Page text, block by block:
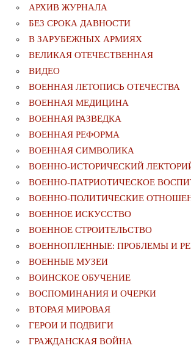
АРХИВ ЖУРНАЛА
БЕЗ СРОКА ДАВНОСТИ
В ЗАРУБЕЖНЫХ АРМИЯХ
ВЕЛИКАЯ ОТЕЧЕСТВЕННАЯ
ВИДЕО
ВОЕННАЯ ЛЕТОПИСЬ ОТЕЧЕСТВА
ВОЕННАЯ МЕДИЦИНА
ВОЕННАЯ РАЗВЕДКА
ВОЕННАЯ РЕФОРМА
ВОЕННАЯ СИМВОЛИКА
ВОЕННО-ИСТОРИЧЕСКИЙ
ВОЕННО-ПАТРИОТИЧЕСКОЕ
ВОЕННО-ПОЛИТИЧЕСКИE
ВОЕННОЕ ИСКУССТВО
ВОЕННОЕ СТРОИТЕЛЬСТВО
ВОЕННОПЛЕННЫЕ: ПРОБЛЕМЫ И
ВОЕННЫЕ МУЗЕИ
ВОИНСКОЕ ОБУЧЕНИЕ
ВОСПОМИНАНИЯ И ОЧЕРКИ
ВТОРАЯ МИРОВАЯ
ГЕРОИ И ПОДВИГИ
ГРАЖДАНСКАЯ ВОЙНА